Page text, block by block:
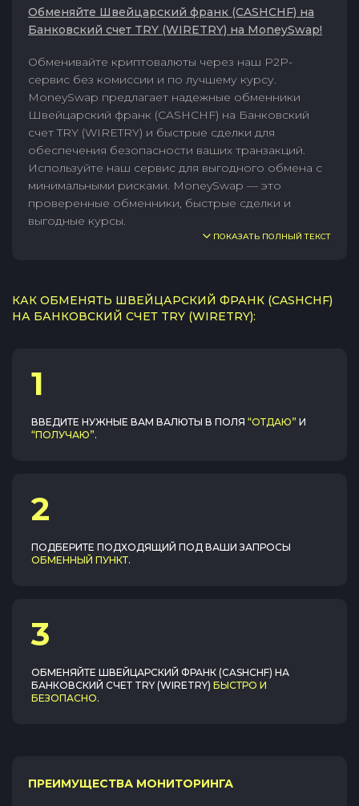
Обменяйте Швейцарский франк (CASHCHF) на
Банковский счет TRY (WIRETRY) на MoneySwap!
Обменивайте криптовалюты через наш P2P-
сервис без комиссии и по лучшему курсу.
MoneySwap предлагает надежные обменники
Швейцарский франк (CASHCHF) на Банковский
счет TRY (WIRETRY) и быстрые сделки для
обеспечения безопасности ваших транзакций.
Используйте наш сервис для выгодного обмена с
минимальными рисками. MoneySwap — это
проверенные обменники, быстрые сделки и
выгодные курсы.
ПОКАЗАТЬ ПОЛНЫЙ ТЕКСТ
КАК ОБМЕНЯТЬ ШВЕЙЦАРСКИЙ ФРАНК (CASHCHF)
НА БАНКОВСКИЙ СЧЕТ TRY (WIRETRY):
1
ВВЕДИТЕ НУЖНЫЕ ВАМ ВАЛЮТЫ В ПОЛЯ “ОТДАЮ” И
“ПОЛУЧАЮ”.
2
ПОДБЕРИТЕ ПОДХОДЯЩИЙ ПОД ВАШИ ЗАПРОСЫ
ОБМЕННЫЙ ПУНКТ.
3
ОБМЕНЯЙТЕ ШВЕЙЦАРСКИЙ ФРАНК (CASHCHF) НА
БАНКОВСКИЙ СЧЕТ TRY (WIRETRY) БЫСТРО И
БЕЗОПАСНО.
ПРЕИМУЩЕСТВА МОНИТОРИНГА